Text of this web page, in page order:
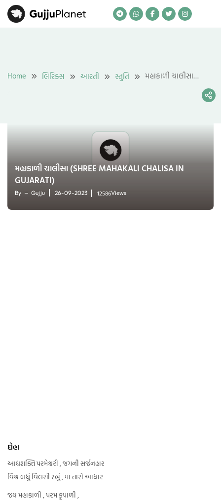
Skip
Home લિરિક્સ આરતી સ્તુતિ
મહાકાળી ચાલીસા
Chalisa in Gujarati)
મહાકાળી ચાલીસા (SHREE MAHAKALI CHALISA IN
GUJARATI)
By Gujju 26-09-2023 12586Views
દોહા
આદ્યશક્તિ પરમેશ્વરી , જગની સર્જનહાર
વિશ્વ બધું વિલસી રહ્યું , મા તારો આધાર
જય મહાકાળી , પરમ કૃપાળી ,